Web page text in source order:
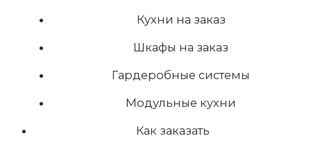
Кухни на заказ
Шкафы на заказ
Гардеробные системы
Модульные кухни
Как заказать